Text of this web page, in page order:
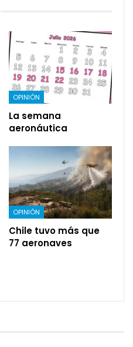
OPINIÓN
La semana
aeronáutica
OPINIÓN
Chile tuvo más que
77 aeronaves